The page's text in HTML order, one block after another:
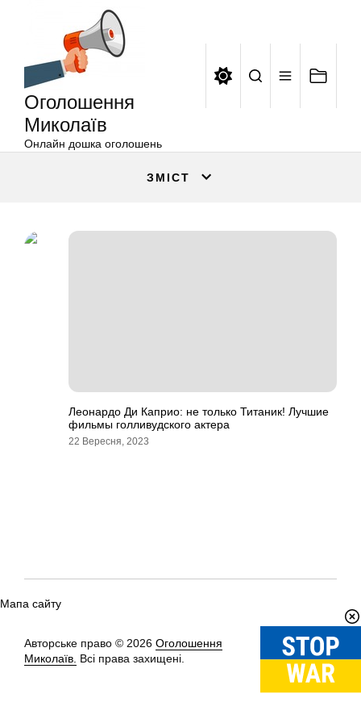
Оголошення
Миколаїв
Онлайн дошка оголошень
ЗМІСТ
Леонардо Ди Каприо: не только Титаник! Лучшие
фильмы голливудского актера
22 Вересня, 2023
Мапа сайту
Авторське право © 2026 Оголошення
Миколаїв. Всі права захищені.
Вгору↑